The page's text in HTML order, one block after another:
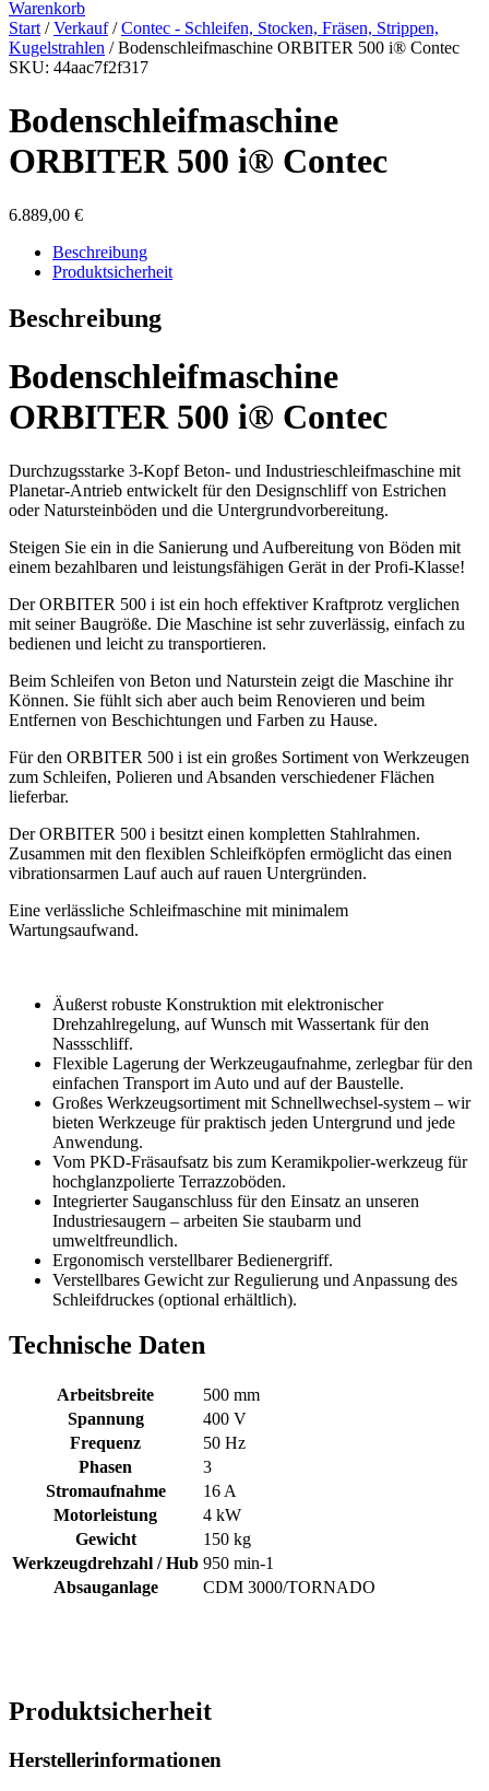
Warenkorb
Start /Verkauf/Contec - Schleifen, Stocken, Fräsen, Strippen,
Kugelstrahlen / Bodenschleifmaschine ORBITER 500 i® Contec
SKU: 44aac7f2f317
Bodenschleifmaschine
ORBITER 500 i® Contec
6.889,00 €
Beschreibung
Produktsicherheit
Beschreibung
Bodenschleifmaschine
ORBITER 500 i® Contec
Durchzugsstarke 3-Kopf Beton- und Industrieschleifmaschine mit
Planetar-Antrieb entwickelt für den Designschliff von Estrichen
oder Natursteinböden und die Untergrundvorbereitung.
Steigen Sie ein in die Sanierung und Aufbereitung von Böden mit
einem bezahlbaren und leistungsfähigen Gerät in der Profi-Klasse!
Der ORBITER 500 i ist ein hoch effektiver Kraftprotz verglichen
mit seiner Baugröße. Die Maschine ist sehr zuverlässig, einfach zu
bedienen und leicht zu transportieren.
Beim Schleifen von Beton und Naturstein zeigt die Maschine ihr
Können. Sie fühlt sich aber auch beim Renovieren und beim
Entfernen von Beschichtungen und Farben zu Hause.
Für den ORBITER 500 i ist ein großes Sortiment von Werkzeugen
zum Schleifen, Polieren und Absanden verschiedener Flächen
lieferbar.
Der ORBITER 500 i besitzt einen kompletten Stahlrahmen.
Zusammen mit den flexiblen Schleifköpfen ermöglicht das einen
vibrationsarmen Lauf auch auf rauen Untergründen.
Eine verlässliche Schleifmaschine mit minimalem
Wartungsaufwand.
Äußerst robuste Konstruktion mit elektronischer
Drehzahlregelung, auf Wunsch mit Wassertank für den
Nassschliff.
Flexible Lagerung der Werkzeugaufnahme, zerlegbar für den
einfachen Transport im Auto und auf der Baustelle.
Großes Werkzeugsortiment mit Schnellwechsel-system – wir
bieten Werkzeuge für praktisch jeden Untergrund und jede
Anwendung.
Vom PKD-Fräsaufsatz bis zum Keramikpolier-werkzeug für
hochglanzpolierte Terrazzoböden.
Integrierter Sauganschluss für den Einsatz an unseren
Industriesaugern – arbeiten Sie staubarm und
umweltfreundlich.
Ergonomisch verstellbarer Bedienergriff.
Verstellbares Gewicht zur Regulierung und Anpassung des
Schleifdruckes (optional erhältlich).
Technische Daten
Arbeitsbreite
500 mm
Spannung
400 V
Frequenz
50 Hz
Phasen
3
Stromaufnahme
16 A
Motorleistung
4 kW
Gewicht
150 kg
Werkzeugdrehzahl / Hub 950 min-1
Absauganlage
CDM 3000/TORNADO
Produktsicherheit
Herstellerinformationen